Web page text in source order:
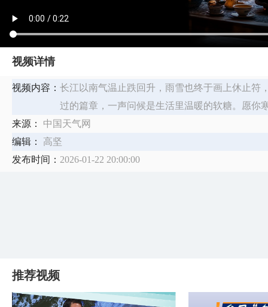
视频详情
视频内容： 长江以南气温止跌回升，雨雪也终于画上休止符
过的篇章，一声问候是生活里温暖的软糖。愿你
来源：
中国天气网
编辑：
高坚
发布时间： 2026-01-22 20:00:00
推荐视频